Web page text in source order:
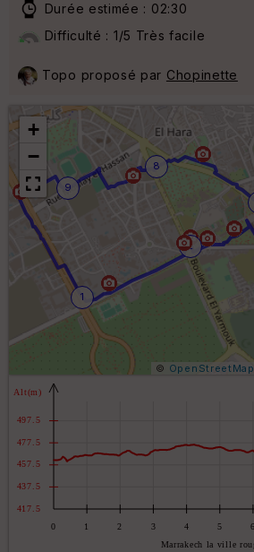
Durée estimée : 02:30
Difficulté : 1/5 Très facile
Topo proposé par Chopinette
1
2
8
9
+
−
© OpenStreetMap